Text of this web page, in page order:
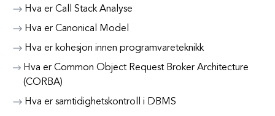
Hva er Call Stack Analyse
Hva er Canonical Model
Hva er kohesjon innen programvareteknikk
Hva er Common Object Request Broker Architecture
(CORBA)
Hva er samtidighetskontroll i DBMS